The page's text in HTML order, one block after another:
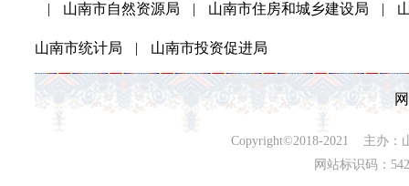
| 山南市自然资源局 | 山南市住房和城乡建设局 |
山南市统计局 | 山南市投资促进局
Copyright©2018-2021 主办：
网站标识码：